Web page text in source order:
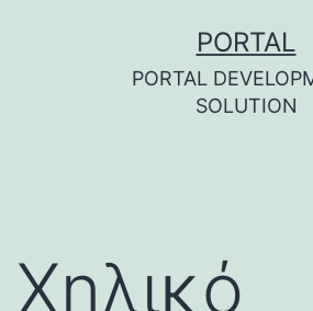
PORTAL
PORTAL
SOLUTION
Χηλικό